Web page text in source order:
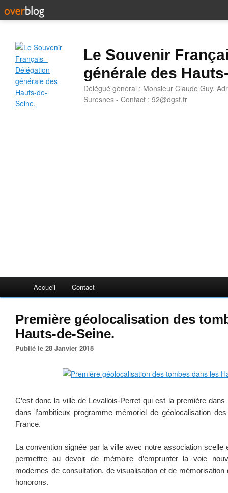
Le Souvenir
générale des
Délégué général : Monsieur Claude Guy.
Suresnes - Contact : 92@dgsf.fr
Accueil Contact
Première géolocalisation des
Hauts-de-Seine.
Publié le 28 Janvier 2018
C’est donc la ville de Levallois-Perret qui est la première
dans l’ambitieux programme mémoriel de géolocalisation
France.
La convention signée par la ville avec notre association
permettre au devoir de mémoire d’emprunter la voie
modernes de consultation, de visualisation et de
honorons.